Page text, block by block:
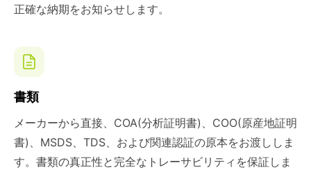
正確な納期をお知らせします。
書類
メーカーから直接、COA(分析証明書)、COO(原産地証明
書)、MSDS、TDS、および関連認証の原本をお渡ししま
す。書類の真正性と完全なトレーサビリティを保証しま